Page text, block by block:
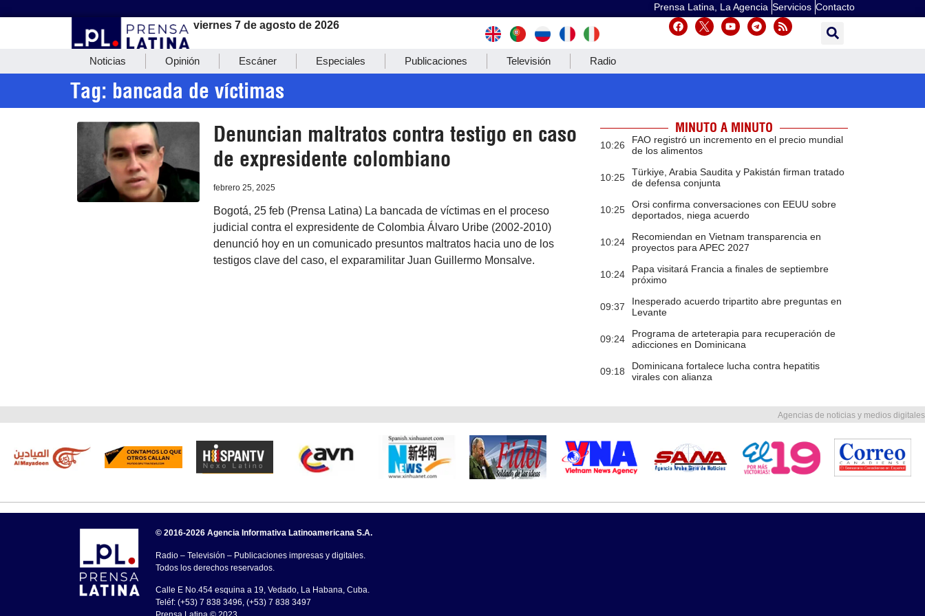
Prensa Latina, La Agencia Servicios Contacto
viernes 7 de agosto de 2026
Noticias Opinión Escáner Especiales Publicaciones Televisión Radio
Tag: bancada de víctimas
Denuncian maltratos contra testigo en caso
de expresidente colombiano
febrero 25, 2025
Bogotá, 25 feb (Prensa Latina) La bancada de víctimas en el proceso
judicial contra el expresidente de Colombia Álvaro Uribe (2002-2010)
denunció hoy en un comunicado presuntos maltratos hacia uno de los
testigos clave del caso, el exparamilitar Juan Guillermo Monsalve.
MINUTO A MINUTO
10:26
FAO registró un incremento en el precio mundial
de los alimentos
10:25
Türkiye, Arabia Saudita y Pakistán firman tratado
de defensa conjunta
10:25
Orsi confirma conversaciones con EEUU sobre
deportados, niega acuerdo
10:24
Recomiendan en Vietnam transparencia en
proyectos para APEC 2027
10:24
Papa visitará Francia a finales de septiembre
próximo
09:37
Inesperado acuerdo tripartito abre preguntas en
Levante
09:24
Programa de arteterapia para recuperación de
adicciones en Dominicana
09:18
Dominicana fortalece lucha contra hepatitis
virales con alianza
Agencias de noticias y medios digitales
© 2016-2026 Agencia Informativa Latinoamericana S.A.
Radio – Televisión – Publicaciones impresas y digitales.
Todos los derechos reservados.
Calle E No.454 esquina a 19, Vedado, La Habana, Cuba.
Teléf: (+53) 7 838 3496, (+53) 7 838 3497